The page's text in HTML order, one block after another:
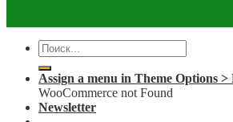
Assign a menu in Theme Options >
WooCommerce not Found
Newsletter